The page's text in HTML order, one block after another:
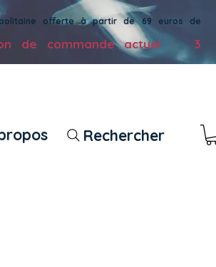
offerte à partir de 69 euros de
de commande actuel : 3
Rechercher